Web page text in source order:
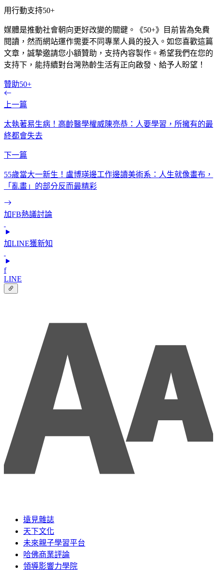
用行動支持50+
媒體是推動社會朝向更好改變的關鍵。《50+》目前皆為免費
閱讀，然而網站運作需要不同專業人員的投入。如您喜歡這篇
文章，誠摯邀請您小額贊助，支持內容製作。希望我們在您的
支持下，能持續對台灣熟齡生活有正向啟發、給予人盼望！
贊助50+
上一篇
太執著易生病！高齡醫學權威陳亮恭：人要學習，所擁有的最
終都會失去
下一篇
55歲當大一新生！盧博瑛邊工作邊讀美術系：人生就像畫布，
「亂畫」的部分反而最精彩
加FB熱議討論
加LINE獲新知
f
LINE
遠見雜誌
天下文化
未來親子學習平台
哈佛商業評論
領導影響力學院